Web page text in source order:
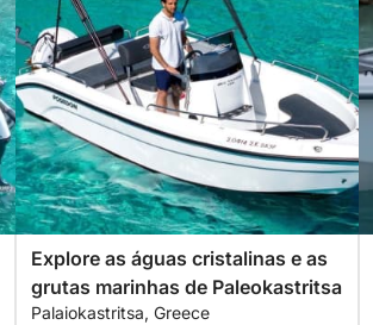
Explore as águas cristalinas e as
grutas marinhas de Paleokastritsa
Palaiokastritsa, Greece